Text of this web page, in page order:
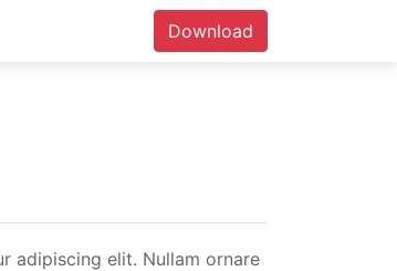
Download
adipiscing elit. Nullam ornare